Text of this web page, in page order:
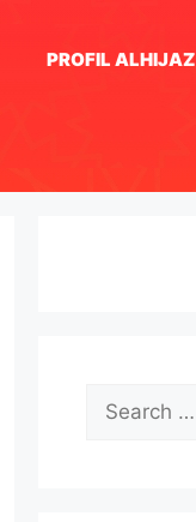
PROFIL ALHIJAZ
Search
for: